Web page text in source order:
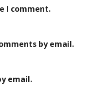
I comment.
by email.
email.